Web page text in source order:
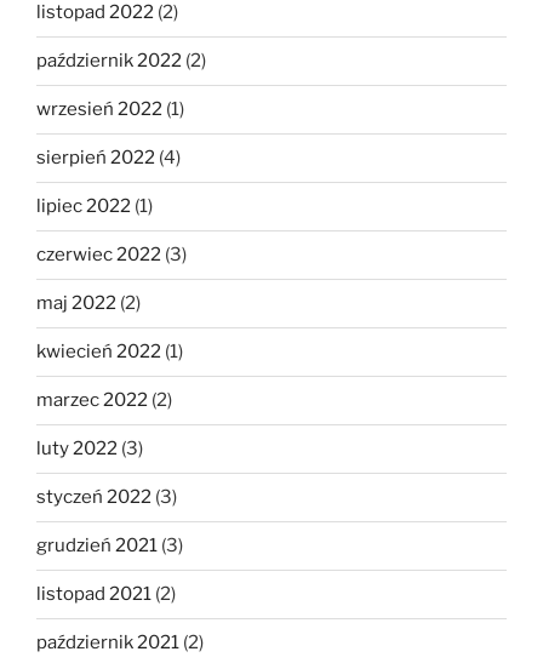
listopad 2022 (2)
październik 2022 (2)
wrzesień 2022 (1)
sierpień 2022 (4)
lipiec 2022 (1)
czerwiec 2022 (3)
maj 2022 (2)
kwiecień 2022 (1)
marzec 2022 (2)
luty 2022 (3)
styczeń 2022 (3)
grudzień 2021 (3)
listopad 2021 (2)
październik 2021 (2)